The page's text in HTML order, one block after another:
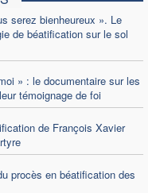
serez bienheureux ». Le
de béatification sur le sol
» : le documentaire sur les
témoignage de foi
de François Xavier
procès en béatification des